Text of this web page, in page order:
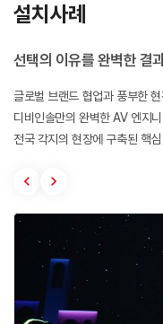
설치사례
선택의 이유를 완벽한 결
글로벌 브랜드 협업과 풍부한
디비인솔만의 완벽한 AV 엔지
전국 각지의 현장에 구축된 핵